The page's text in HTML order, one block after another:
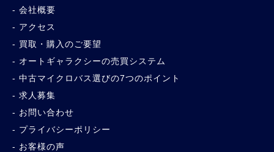
会社概要
アクセス
買取・購入のご要望
オートギャラクシーの売買システム
中古マイクロバス選びの7つのポイント
求人募集
お問い合わせ
プライバシーポリシー
お客様の声